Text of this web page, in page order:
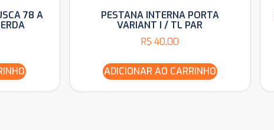
78 A
PESTANA INTERNA PORTA
VARIANT I / TL PAR
R$ 40,00
ADICIONAR AO CARRINHO